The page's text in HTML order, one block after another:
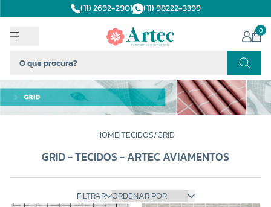
(11) 2692-2901 (11) 98222-3399
0
HOME|TECIDOS/GRID
GRID - TECIDOS - ARTEC AVIAMENTOS
FILTRAR